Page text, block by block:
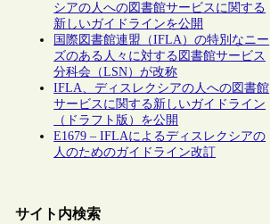
シアの人への図書館サービスに関する
新しいガイドラインを公開
国際図書館連盟（IFLA）の特別なニー
ズのある人々に対する図書館サービス
分科会（LSN）が改称
IFLA、ディスレクシアの人への図書館
サービスに関する新しいガイドライン
（ドラフト版）を公開
E1679 – IFLAによるディスレクシアの
人のためのガイドライン改訂
サイト内検索